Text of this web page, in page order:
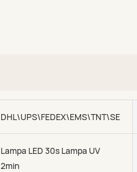
DHL\UPS\FEDEX\EMS\TNT\SEA\AIR
Lampa LED 30s Lampa UV
2min